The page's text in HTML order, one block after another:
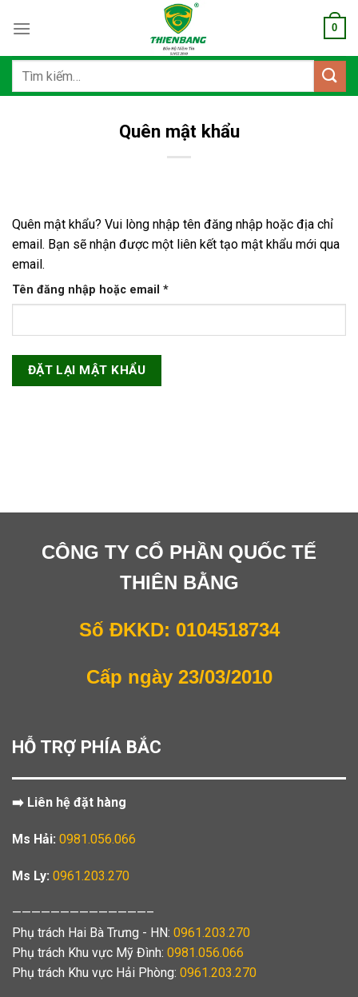
qua
dung
0
Tìm
Quên mật khẩu
Quên mật khẩu? Vui lòng nhập tên đăng nhập hoặc địa chỉ
email. Bạn sẽ nhận được một liên kết tạo mật khẩu mới qua
email.
Tên đăng nhập hoặc email *Bắt
buộc
ĐẶT LẠI MẬT KHẨU
CÔNG TY CỔ PHẦN QUỐC TẾ
THIÊN BẰNG
Số ĐKKD: 0104518734
Cấp ngày 23/03/2010
HỖ TRỢ PHÍA BẮC
➡️ Liên hệ đặt hàng
Ms Hải: 0981.056.066
Ms Ly: 0961.203.270
——————————————–
Phụ trách Hai Bà Trưng - HN: 0961.203.270
Phụ trách Khu vực Mỹ Đình: 0981.056.066
Phụ trách Khu vực Hải Phòng: 0961.203.270